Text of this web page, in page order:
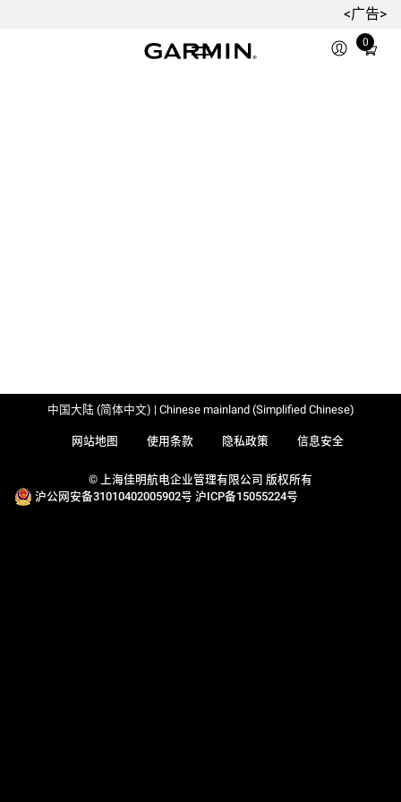
<广告>
0
Total
© 上海佳明航电企业管理有限公司 版权所有
沪公网安备31010402005902号 沪ICP备15055224号
网站地图 使用条款 隐私政策 信息安全
中国大陆 (简体中文) | Chinese mainland (Simplified Chinese)